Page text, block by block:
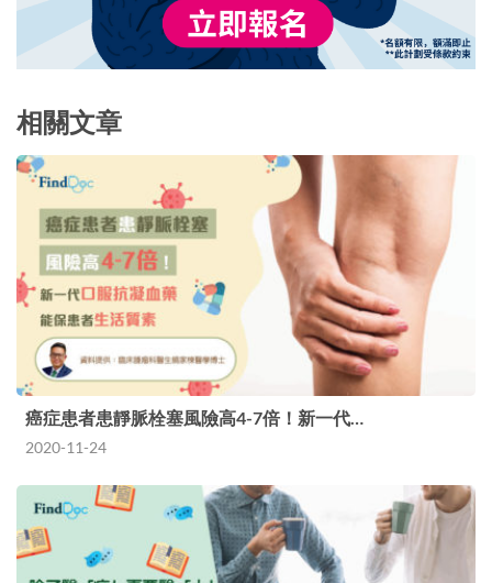
相關文章
癌症患者患靜脈栓塞風險高4-7倍！新一代…
2020-11-24